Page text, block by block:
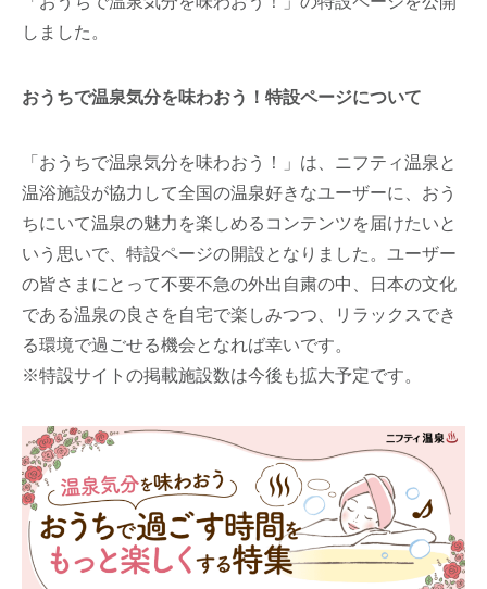
しました。
おうちで温泉気分を味わおう！特設ページについて
「おうちで温泉気分を味わおう！」は、ニフティ温泉と
温浴施設が協力して全国の温泉好きなユーザーに、おう
ちにいて温泉の魅力を楽しめるコンテンツを届けたいと
いう思いで、特設ページの開設となりました。ユーザー
の皆さまにとって不要不急の外出自粛の中、日本の文化
である温泉の良さを自宅で楽しみつつ、リラックスでき
る環境で過ごせる機会となれば幸いです。
※特設サイトの掲載施設数は今後も拡大予定です。